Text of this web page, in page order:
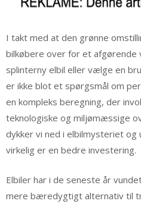
I takt med at den grønne
bilkøbere over for et afgørende
splinterny elbil eller vælge en
er ikke blot et spørgsmål om
en kompleks beregning, der
teknologiske og miljømæssige
dykker vi ned i elbilmysteriet
virkelig er en bedre investering.
Elbiler har i de seneste år
mere bæredygtigt alternativ til